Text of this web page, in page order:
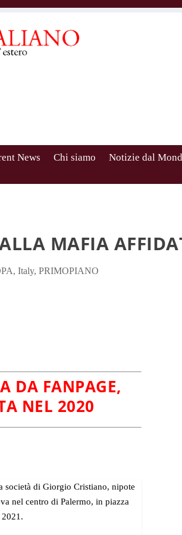
News Chi siamo Notizie dal
MAFIA
, Italy, PRIMOPIANO
DA FANPAGE,
NEL 2020
società di Giorgio Cristiano, nipote
nel centro di Palermo, in piazza
2021.